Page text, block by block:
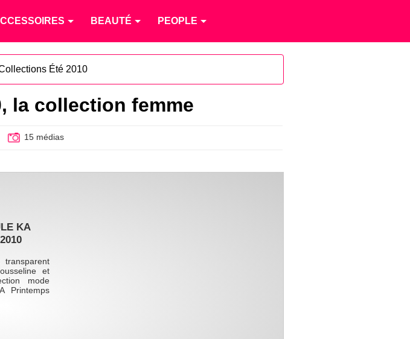
BEAUTÉ PEOPLE
Été 2010
la collection femme
15 médias
KA
et
mode
Printemps